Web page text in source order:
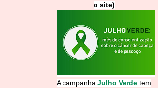
o site)
A campanha Julho Verde tem